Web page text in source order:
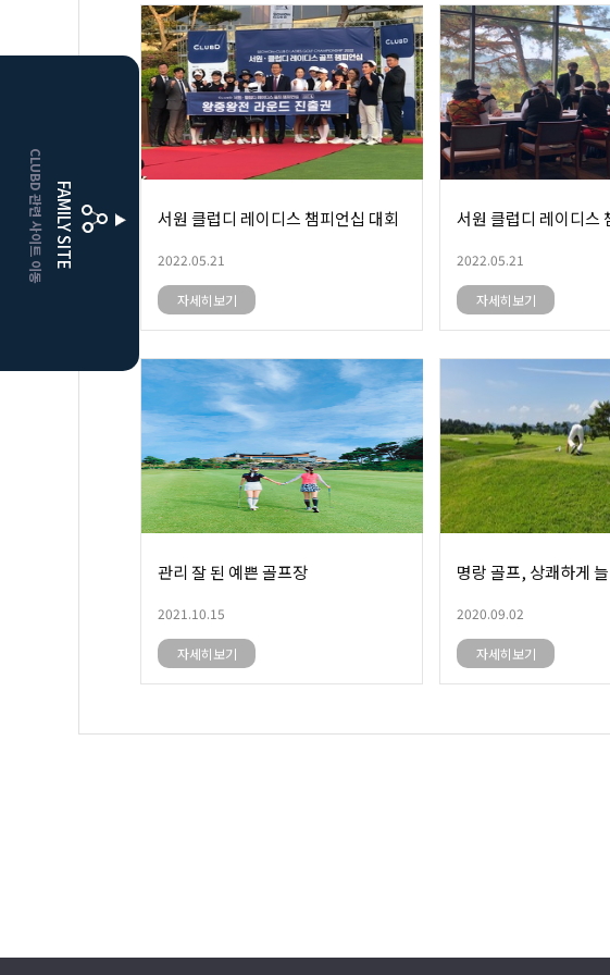
FAMILY SITE
CLUBD 관련 사이트 이동 서원 클럽디 레이디스 챔피언십 대회
2022.05.21
자세히보기
서원 클럽디 레이디스
2022.05.21
자세히보기
관리 잘 된 예쁜 골프장
2021.10.15
자세히보기
명랑 골프, 상쾌하게
2020.09.02
자세히보기